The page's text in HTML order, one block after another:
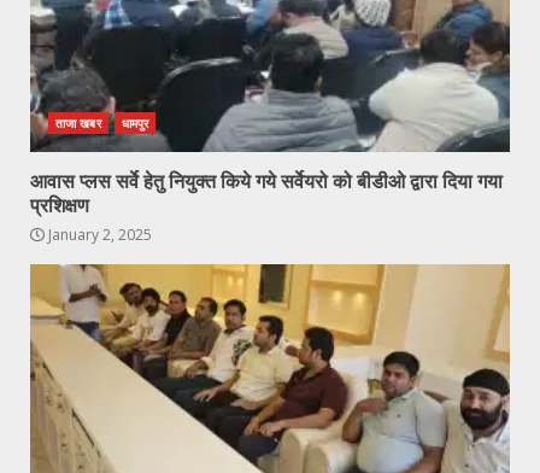
ताजा खबर धामपुर
आवास प्लस सर्वे हेतु नियुक्त किये गये सर्वेयरो को बीडीओ द्वारा दिया गया
प्रशिक्षण
January 2, 2025